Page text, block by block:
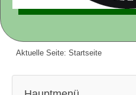
Aktuelle Seite: Startseite